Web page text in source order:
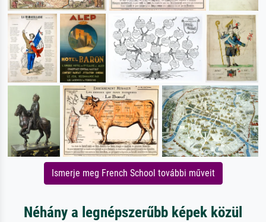
Ismerje meg French School további műveit
Néhány a legnépszerűbb képek közül